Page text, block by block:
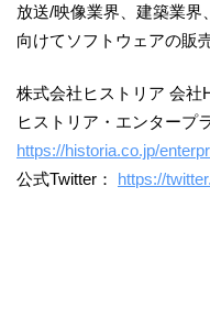
放送/映像業界、建築業界
向けてソフトウェアの販
株式会社ヒストリア 会
ヒストリア・エンタープ
https://historia.co.jp/
公式Twitter： https://